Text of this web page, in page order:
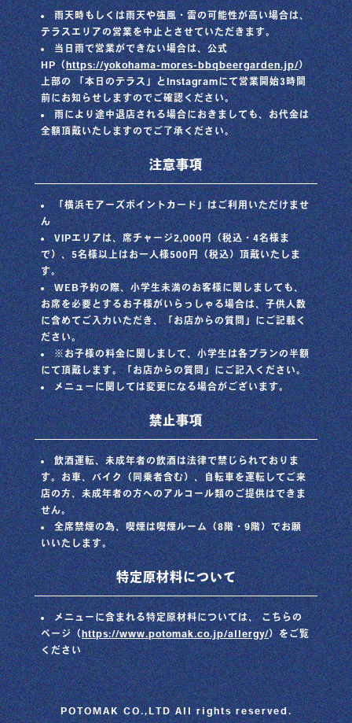
雨天時もしくは雨天や強風・雷の可能性が高い場合は、
テラスエリアの営業を中止とさせていただきます。
当日雨で営業ができない場合は、公式
HP（https://yokohama-mores-bbqbeergarden.jp/）
上部の 「本日のテラス」とInstagramにて営業開始3時間
前にお知らせしますのでご確認ください。
雨により途中退店される場合におきましても、お代金は
全額頂戴いたしますのでご了承ください。
注意事項
「横浜モアーズポイントカード」はご利用いただけませ
ん
VIPエリアは、席チャージ2,000円（税込・4名様ま
で）、5名様以上はお一人様500円（税込）頂戴いたしま
す。
WEB予約の際、小学生未満のお客様に関しましても、
お席を必要とするお子様がいらっしゃる場合は、子供人数
に含めてご入力いただき、「お店からの質問」にご記載く
ださい。
※お子様の料金に関しまして、小学生は各プランの半額
にて頂戴します。「お店からの質問」にご記入ください。
メニューに関しては変更になる場合がございます。
禁止事項
飲酒運転、未成年者の飲酒は法律で禁じられておりま
す。お車、バイク（同乗者含む）、自転車を運転してご来
店の方、未成年者の方へのアルコール類のご提供はできま
せん。
全席禁煙の為、喫煙は喫煙ルーム（8階・9階）でお願
いいたします。
特定原材料について
メニューに含まれる特定原材料については、 こちらの
ページ（https://www.potomak.co.jp/allergy/）をご覧
ください
POTOMAK CO.,LTD All rights reserved.